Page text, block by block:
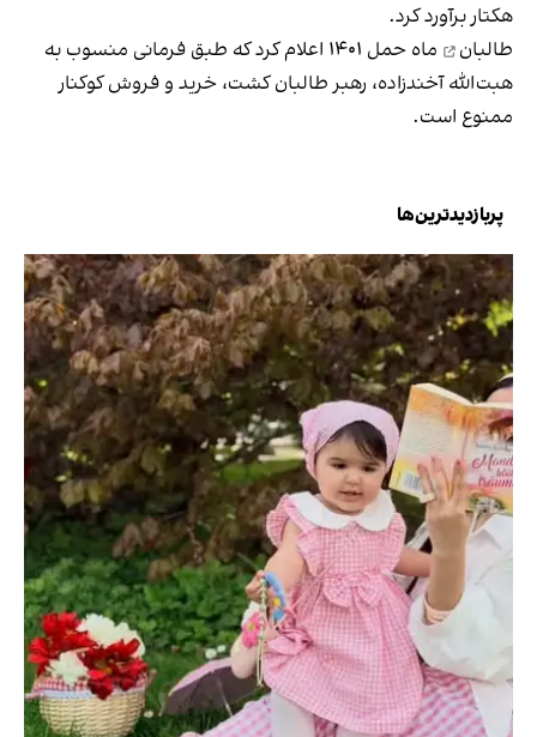
هکتار برآورد کرد.
طالبان
ماه حمل ۱۴۰۱ اعلام کرد که طبق فرمانی منسوب به
هبت‌الله آخندزاده، رهبر طالبان کشت، خرید و فروش کوکنار
ممنوع است.
پربازدیدترین‌ها